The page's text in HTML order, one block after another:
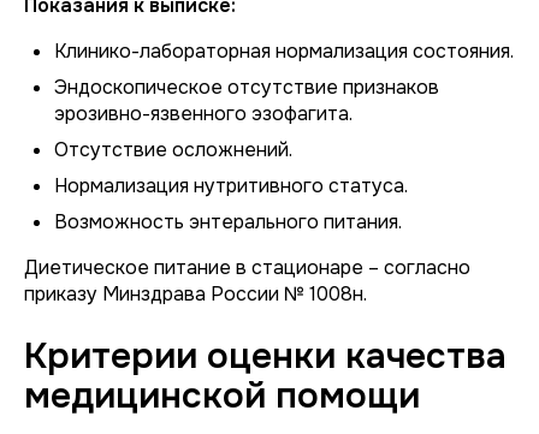
Показания к выписке:
Клинико-лабораторная нормализация состояния.
Эндоскопическое отсутствие признаков
эрозивно-язвенного эзофагита.
Отсутствие осложнений.
Нормализация нутритивного статуса.
Возможность энтерального питания.
Диетическое питание в стационаре – согласно
приказу Минздрава России № 1008н.
Критерии оценки качества
медицинской помощи